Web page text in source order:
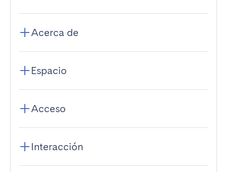
Acerca de
Espacio
Acceso
Interacción